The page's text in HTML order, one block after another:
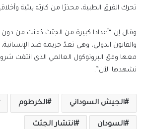
تحرك الفرق الطبية، محذرًا من كارثة بيئية
وقال إن “أعدادا كبيرة من الجثث دُفنت من دون
والقانون الدولي، وهي تعدّ جريمة ضد
معها وفق البروتوكول العالمي الذي انتفت
نشهدها الآن”.
الجيش السوداني الخرطوم
السودان انتشار الجثث